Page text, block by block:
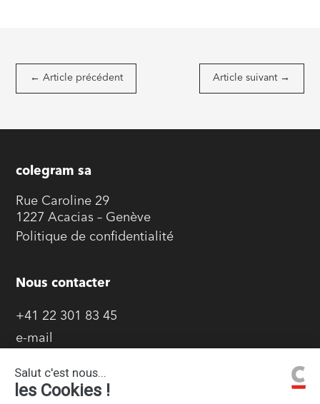
← Article précédent Article suivant→
colegram sa
Rue Caroline 29
1227 Acacias – Genève
Politique de confidentialité
Nous contacter
+41 22 301 83 45
e-mail
Goodies